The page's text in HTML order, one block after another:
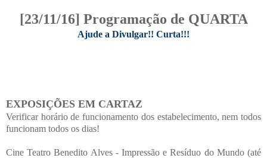
[23/11/16] Programação de QUARTA
Ajude a Divulgar!! Curta!!!
EXPOSIÇÕES EM CARTAZ
Verificar horário de funcionamento dos estabelecimento, nem todos
funcionam todos os dias!
Cine Teatro Benedito Alves - Impressão e Resíduo do Mundo (até